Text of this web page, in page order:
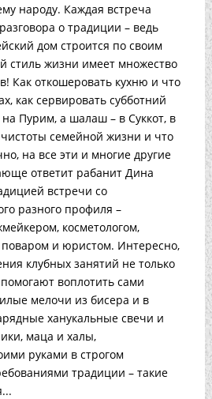
народу. Каждая встреча
о традиции – ведь
дом строится по своим
стиль жизни имеет множество
Как откошеровать кухню и что
как сервировать субботний
на Пурим, а шалаш – в Суккот, в
семейной жизни и что
на все эти и многие другие
ответит рабанит Дина
встречи со
разного профиля –
косметологом,
и юристом. Интересно,
клубных занятий не только
воплотить сами
мелочи из бисера и в
ханукальные свечи и
маца и халы,
руками в строгом
традиции – такие